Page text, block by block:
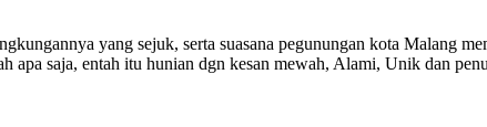
yang sejuk, serta suasana pegunungan kota Malang
apa saja, entah itu hunian dgn kesan mewah, Alami, Unik dan